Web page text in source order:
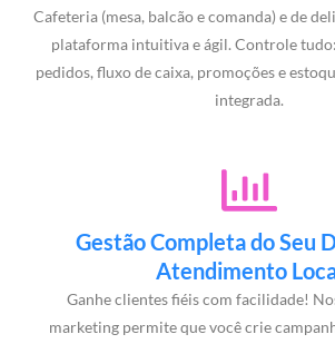
Cafeteria (mesa, balcão e comanda) e de
plataforma intuitiva e ágil. Controle
pedidos, fluxo de caixa, promoções e
integrada.
Gestão Completa do Seu
Atendimento
Ganhe clientes fiéis com facilidade!
marketing permite que você crie